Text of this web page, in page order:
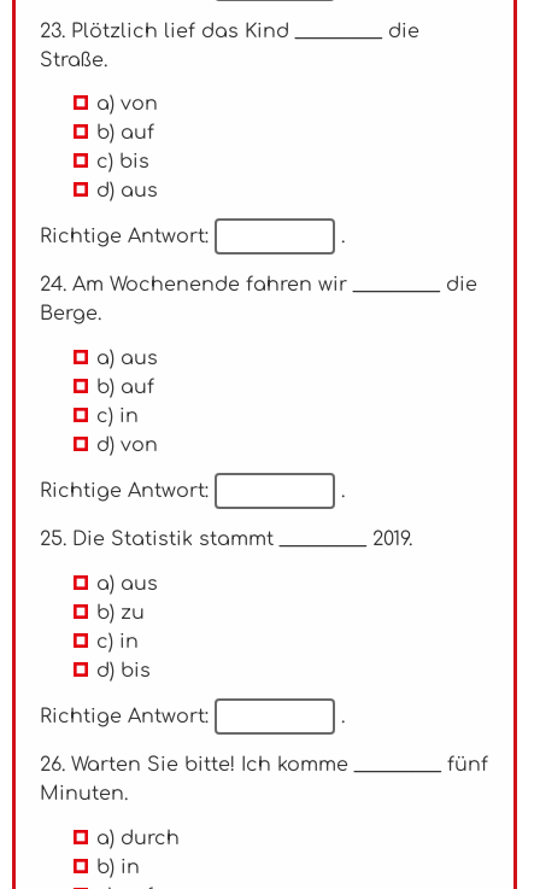
23. Plötzlich lief das Kind _________ die
Straße.
a) von
b) auf
c) bis
d) aus
Richtige Antwort: .
24. Am Wochenende fahren wir _________ die
Berge.
a) aus
b) auf
c) in
d) von
Richtige Antwort: .
25. Die Statistik stammt _________ 2019.
a) aus
b) zu
c) in
d) bis
Richtige Antwort: .
26. Warten Sie bitte! Ich komme _________ fünf
Minuten.
a) durch
b) in